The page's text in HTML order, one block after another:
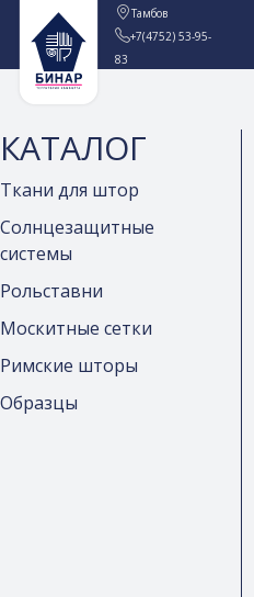
Тамбов
+7(4752) 53-95-
83
КАТАЛОГ
Ткани для штор
Солнцезащитные
системы
Рольставни
Москитные сетки
Римские шторы
Образцы